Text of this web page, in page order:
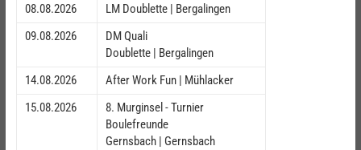
08.08.2026
LM Doublette | Bergalingen
09.08.2026
DM Quali
Doublette | Bergalingen
14.08.2026
After Work Fun | Mühlacker
15.08.2026
8. Murginsel - Turnier
Boulefreunde
Gernsbach | Gernsbach